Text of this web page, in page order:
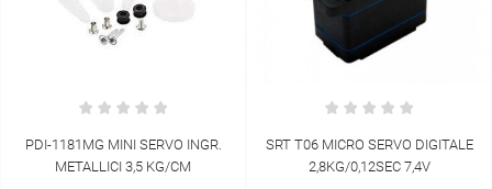
PDI-1181MG MINI SERVO INGR.
METALLICI 3,5 KG/CM
SRT T06 MICRO SERVO DIGITALE
2,8KG/0,12SEC 7,4V